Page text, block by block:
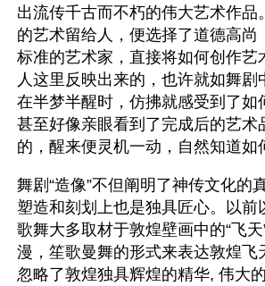
出流传千古而不朽的伟大艺术作品
的艺术留给人，便选择了道德高尚
标准的艺术家，直接将如何创作艺
人这里反映出来的，也许就如舞剧
在半梦半醒时，仿拂就感受到了如
甚至好像亲眼看到了完成后的艺术
的，醒来便灵机一动，自然知道如
舞剧“造像”不但阐明了神传文化的
塑造和刻划上也是独具匠心。以前
歌舞大多取材于敦煌壁画中的“飞
漫，笙歌曼舞的形式来表达敦煌飞
忽略了敦煌独具辉煌的精华, 伟大